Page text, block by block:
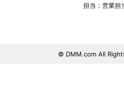
担当：営業担
© DMM.com All